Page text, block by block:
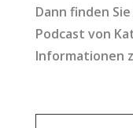
Dann finden
Podcast von
Informationen